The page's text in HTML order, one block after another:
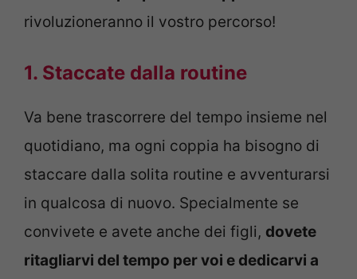
rivoluzioneranno il vostro percorso!
1. Staccate dalla routine
Va bene trascorrere del tempo insieme nel
quotidiano, ma ogni coppia ha bisogno di
staccare dalla solita routine e avventurarsi
in qualcosa di nuovo. Specialmente se
convivete e avete anche dei figli, dovete
ritagliarvi del tempo per voi e dedicarvi a